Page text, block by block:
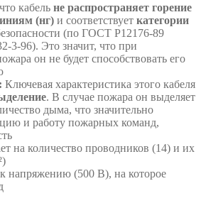
кабель не распространяет горение
(нг) и соответствует категории
(по ГОСТ Р12176-89
96). Это значит, что при
он не будет способствовать его
Ключевая характеристика этого кабеля
. В случае пожара он выделяет
дыма, что значительно
и работу пожарных команд,
на количество проводников (14) и их
к напряжению (500 В), на которое